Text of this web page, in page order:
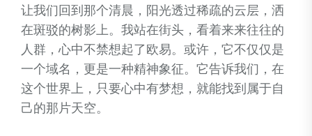
让我们回到那个清晨，阳光透过稀疏的云层，洒
在斑驳的树影上。我站在街头，看着来来往往的
人群，心中不禁想起了欧易。或许，它不仅仅是
一个域名，更是一种精神象征。它告诉我们，在
这个世界上，只要心中有梦想，就能找到属于自
己的那片天空。